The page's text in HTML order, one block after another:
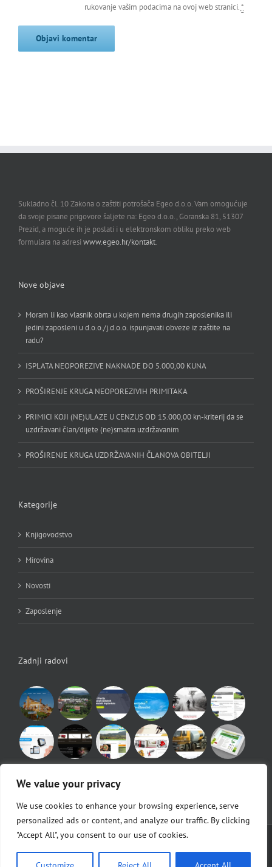
We value your privacy
We use cookies to enhance your browsing experience, serve
personalized ads or content, and analyze our traffic. By clicking
"Accept All", you consent to our use of cookies.
rukovanje vašim podacima na ovoj web stranici.*
Sukladno čl. 10 Zakona o zaštiti potrošača Egeo d.o.o. Vam omogućuje
da svoje pisane prigovore šaljete na: Egeo d.o.o., Goranska 81, 51307
Prezid, a moguće ih je poslati i u elektronskom obliku preko web
formulara na adresi www.egeo.hr/kontakt.
Nove objave
Moram li kao vlasnik obrta u kojem nema drugih zaposlenika ili
jedini zaposleni u d.o.o./j.d.o.o. ispunjavati obveze iz zaštite na
radu?
ISPLATA NEOPOREZIVE NAKNADE DO 5.000,00 KUNA
PROŠIRENJE KRUGA NEOPOREZIVIH PRIMITAKA
PRIMICI KOJI (NE)ULAZE U CENZUS OD 15.000,00 kn-kriterij da se
uzdržavani član/dijete (ne)smatra uzdržavanim
PROŠIRENJE KRUGA UZDRŽAVANIH ČLANOVA OBITELJI
Kategorije
Knjigovodstvo
Mirovina
Novosti
Zaposlenje
Zadnji radovi
© Copyright 2010 -
Facebook